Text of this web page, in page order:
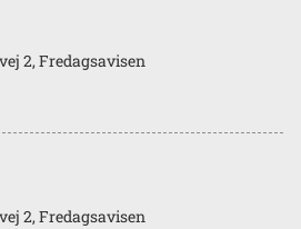
2, Fredagsavisen
2, Fredagsavisen